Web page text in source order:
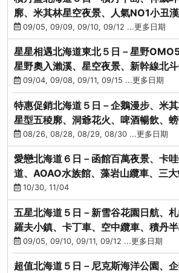
廓、米其林星空夜景、人氣NO1小丑
幻燈遊步道、璀璨溪谷
09/05, 09/09, 09/10, 09/12 ...更多日期
星星相遇北海道東北５日－星野OMO5
星野奧入瀨溪、星空夜景、新幹線北
和田湖(不進免稅店)
09/04, 09/08, 09/11, 09/15 ...更多日期
特惠促銷北海道５日－企鵝漫步、米
星型五稜廓、洞爺花火、啤酒暢飲、
吃到飽
08/26, 08/28, 08/29, 08/30 ...更多日期
愛戀北海道６日－函館百萬夜景、卡
道、AOAO水族館、藻岩山纜車、三大
千歲)
10/30, 11/04
五星北海道５日－新雪谷花園日航、
羅夫小鎮、卡丁車、空中纜車、積丹
和牛螃蟹放題
09/05, 09/10, 09/11, 09/12 ...更多日期
超值北海道５日－尼克斯海洋公園、